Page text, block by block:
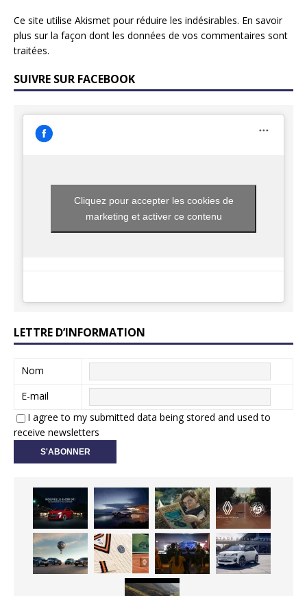
Ce site utilise Akismet pour réduire les indésirables. En savoir
plus sur la façon dont les données de vos commentaires sont
traitées.
SUIVRE SUR FACEBOOK
Cliquez pour accepter les cookies de
marketing et activer ce contenu
LETTRE D’INFORMATION
Nom
E-mail
I agree to my submitted data being stored and used to
receive newsletters